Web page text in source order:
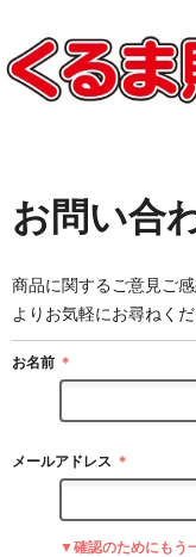
お問い合
商品に関するご意見ご
よりお気軽にお尋ねくだ
お名前 ＊
メールアドレス ＊
▼確認のためにもう